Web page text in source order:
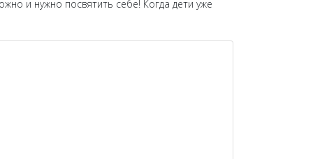
и нужно посвятить себе! Когда дети уже